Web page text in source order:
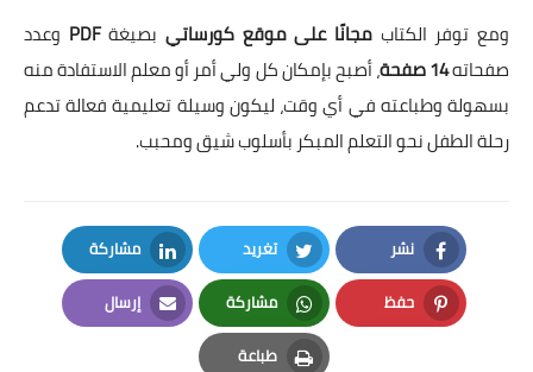
ومع توفر الكتاب مجانًا على موقع كورساتيبصيغةPDF وعدد
صفحاته14 صفحة
، أصبح بإمكان كل ولي أمر أو معلم الاستفادة منه
بسهولة وطباعته في أي وقت، ليكون وسيلة تعليمية فعالة تدعم
رحلة الطفل نحو التعلم المبكر بأسلوب شيق ومحبب.
نشر
Facebook
تغريد
Twitter
مشاركة
LinkedIn
حفظ
Pinterest
مشاركة
Whatsapp
إرسال
Email
طباعة